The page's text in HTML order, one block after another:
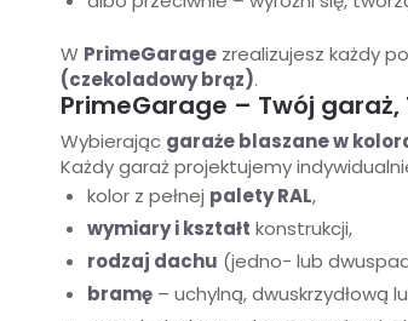
W PrimeGarage zrealizujesz każdy
(czekoladowy brąz).
PrimeGarage – Twój garaż,
Wybierając garaże blaszane w
Każdy garaż projektujemy
kolor z pełnej palety RAL,
wymiary i kształt konstrukcji,
rodzaj dachu (jedno- lub
bramę – uchylną, dwuskrzydłową